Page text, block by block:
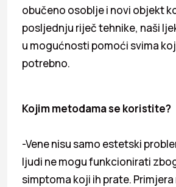
obučeno osoblje i novi objekt
posljednju riječ tehnike, naši
u mogućnosti pomoći svima
potrebno.
Kojim metodama se koristite?
-Vene nisu samo estetski
ljudi ne mogu funkcionirati
simptoma koji ih prate.